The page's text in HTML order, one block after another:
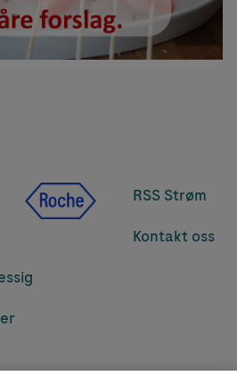
RSS Strøm
Kontakt oss